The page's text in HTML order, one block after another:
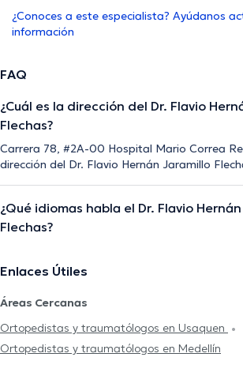
¿Conoces a este especialista? Ayúdanos
información
FAQ
¿Cuál es la dirección del Dr. Flavio
Flechas?
Carrera 78, #2A-00 Hospital Mario Correa
dirección del Dr. Flavio Hernán Jaramillo
¿Qué idiomas habla el Dr. Flavio
Flechas?
Enlaces Útiles
Áreas Cercanas
Ortopedistas y traumatólogos en Usaquen
Ortopedistas y traumatólogos en Medellín